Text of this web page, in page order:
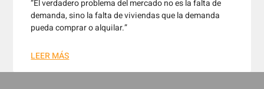
“El verdadero problema del mercado no es la falta de
demanda, sino la falta de viviendas que la demanda
pueda comprar o alquilar.”
LEER MÁS